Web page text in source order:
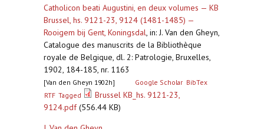
Catholicon beati Augustini, en deux volumes — KB
Brussel, hs. 9121-23, 9124 (1481-1485) —
Rooigem bij Gent, Koningsdal, in: J. Van den Gheyn,
Catalogue des manuscrits de la Bibliothèque
royale de Belgique, dl. 2: Patrologie, Bruxelles,
1902, 184-185, nr. 1163
[Van den Gheyn 1902h] Google Scholar BibTex
RTF Tagged
Brussel KB_hs. 9121-23,
9124.pdf(556.44 KB)